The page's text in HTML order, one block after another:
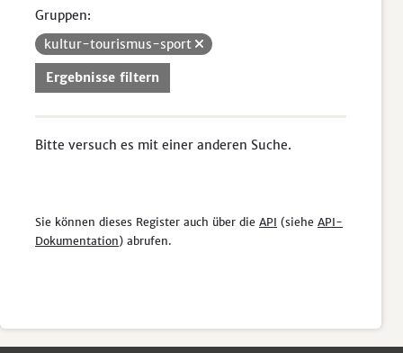
Gruppen:
kultur-tourismus-sport
Ergebnisse filtern
Bitte versuch es mit einer anderen Suche.
Sie können dieses Register auch über die API (siehe API-
Dokumentation) abrufen.